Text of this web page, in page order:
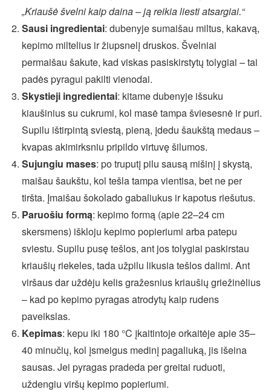
„Kriaušė švelni kaip daina – ją reikia liesti atsargiai.“
Sausi ingredientai: dubenyje sumaišau miltus, kakavą,
kepimo miltelius ir žiupsnelį druskos. Švelniai
permaišau šakute, kad viskas pasiskirstytų tolygiai – tai
padės pyragui pakilti vienodai.
Skystieji ingredientai: kitame dubenyje išsuku
kiaušinius su cukrumi, kol masė tampa šviesesnė ir puri.
Supilu ištirpintą sviestą, pieną, įdedu šaukštą medaus –
kvapas akimirksniu pripildo virtuvę šilumos.
Sujungiu mases: po truputį pilu sausą mišinį į skystą,
maišau šaukštu, kol tešla tampa vientisa, bet ne per
tiršta. Įmaišau šokolado gabaliukus ir kapotus riešutus.
Paruošiu formą: kepimo formą (apie 22–24 cm
skersmens) iškloju kepimo popieriumi arba patepu
sviestu. Supilu pusę tešlos, ant jos tolygiai paskirstau
kriaušių riekeles, tada užpilu likusia tešlos dalimi. Ant
viršaus dar uždėju kelis gražesnius kriaušių griežinėlius
– kad po kepimo pyragas atrodytų kaip rudens
paveikslas.
Kepimas: kepu iki 180 °C įkaitintoje orkaitėje apie 35–
40 minučių, kol įsmeigus medinį pagaliuką, jis išeina
sausas. Jei pyragas pradeda per greitai ruduoti,
uždengiu viršų kepimo popieriumi.